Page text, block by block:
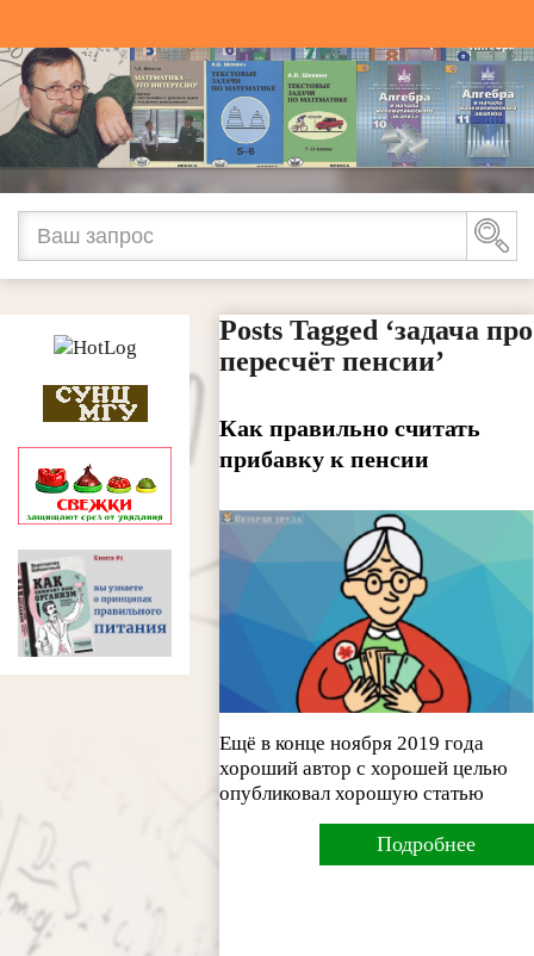
Posts Tagged ‘задача про
пересчёт пенсии’
Как правильно считать
прибавку к пенсии
Ещё в конце ноября 2019 года
хороший автор с хорошей целью
опубликовал хорошую статью
Подробнее